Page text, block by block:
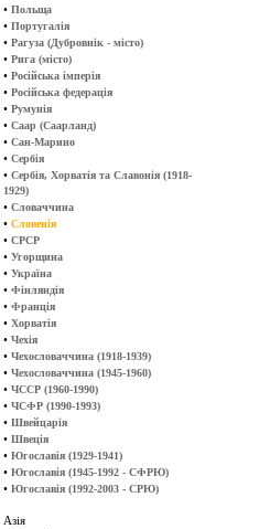
• Польща
• Португалія
• Рагуза (Дубровнік - місто)
• Рига (місто)
• Російська імперія
• Російська федерація
• Румунія
• Саар (Саарланд)
• Сан-Марино
• Сербія
• Сербія, Хорватія та Славонія (1918-
1929)
• Словаччина
• Словенія
• СРСР
• Угорщина
• Україна
• Фінляндія
• Франція
• Хорватія
• Чехія
• Чехословаччина (1918-1939)
• Чехословаччина (1945-1960)
• ЧССР (1960-1990)
• ЧСФР (1990-1993)
• Швейцарія
• Швеція
• Югославія (1929-1941)
• Югославія (1945-1992 - СФРЮ)
• Югославія (1992-2003 - СРЮ)
Азія